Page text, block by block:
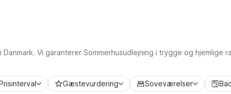
Vi garanterer Sommerhusudlejning i trygge og hjemlige
Gæstevurdering Soveværelser